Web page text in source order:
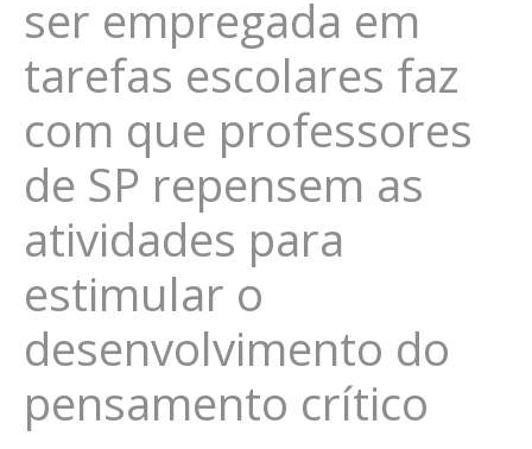
ser empregada em
tarefas escolares faz
com que professores
de SP repensem as
atividades para
estimular o
desenvolvimento do
pensamento crítico